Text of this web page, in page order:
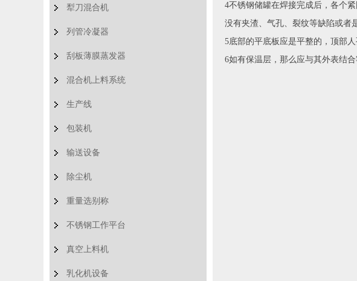
犁刀混合机
列管冷凝器
刮板薄膜蒸发器
混合机上料系统
生产线
包装机
输送设备
除尘机
重量选别称
不锈钢工作平台
真空上料机
乳化机设备
4不锈钢储罐在焊接完成后，各个
没有夹渣、气孔、裂纹等缺陷或者
5底部的平底板应是平整的，顶部人
6如有保温层，那么应与其外表结